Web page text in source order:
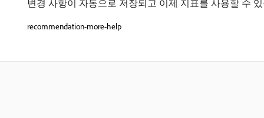
변경 사항이 자동으로 저장되고 이제 지표를 사용할 수
recommendation-more-help